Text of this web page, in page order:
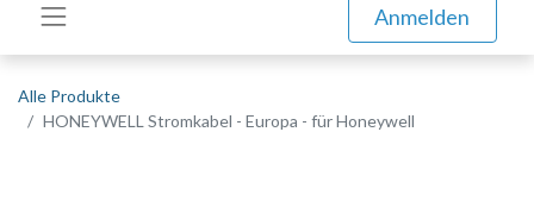
Anmelden
Alle Produkte
HONEYWELL Stromkabel - Europa - für Honeywell